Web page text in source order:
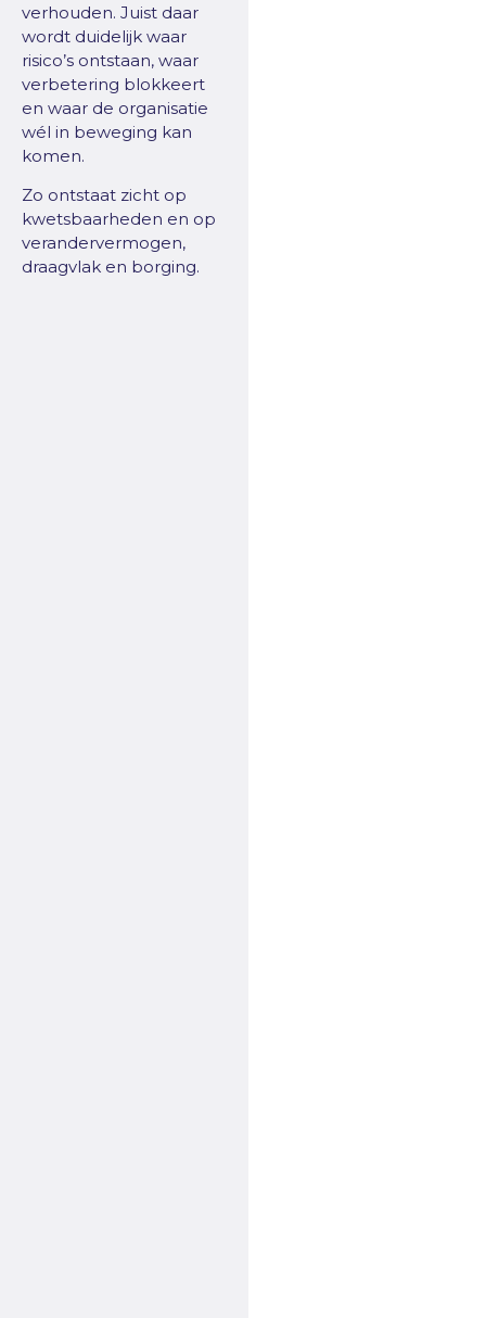
verhouden. Juist daar
wordt duidelijk waar
risico’s ontstaan, waar
verbetering blokkeert
en waar de organisatie
wél in beweging kan
komen.
Zo ontstaat zicht op
kwetsbaarheden en op
verandervermogen,
draagvlak en borging.